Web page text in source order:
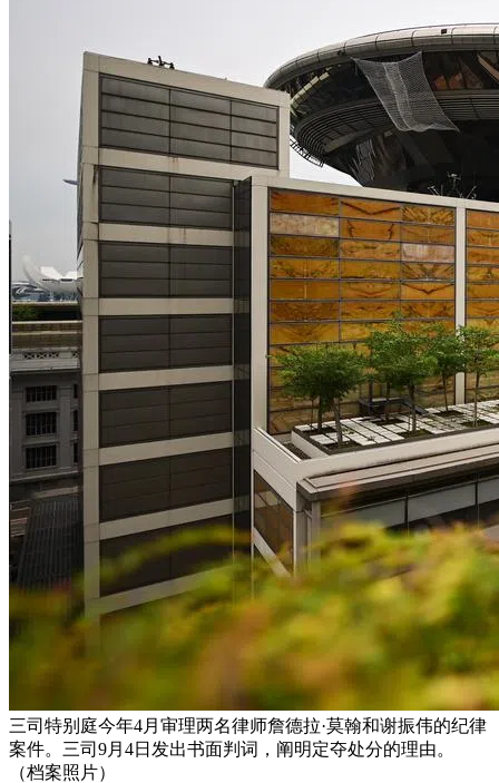
三司特别庭今年4月审理两名律师詹德拉·莫翰和谢振伟的纪律
案件。三司9月4日发出书面判词，阐明定夺处分的理由。
（档案照片）